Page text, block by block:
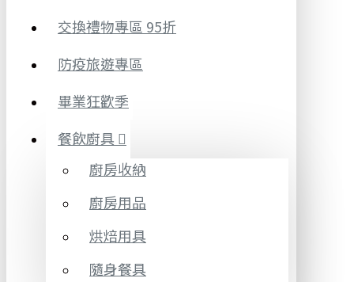
交換禮物專區 95折
防疫旅遊專區
畢業狂歡季
餐飲廚具
廚房收納
廚房用品
烘焙用具
隨身餐具